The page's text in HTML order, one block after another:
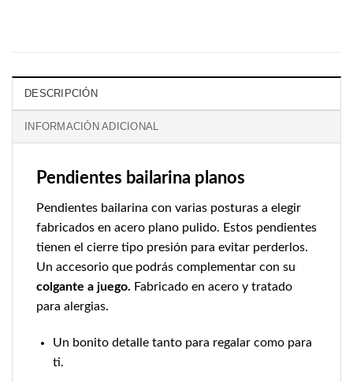
DESCRIPCIÓN
INFORMACIÓN ADICIONAL
Pendientes bailarina planos
Pendientes bailarina con varias posturas a elegir
fabricados en acero plano pulido. Estos pendientes
tienen el cierre tipo presión para evitar perderlos.
Un accesorio que podrás complementar con su
colgante a juego. Fabricado en acero y tratado
para alergias.
Un bonito detalle tanto para regalar como para
ti.